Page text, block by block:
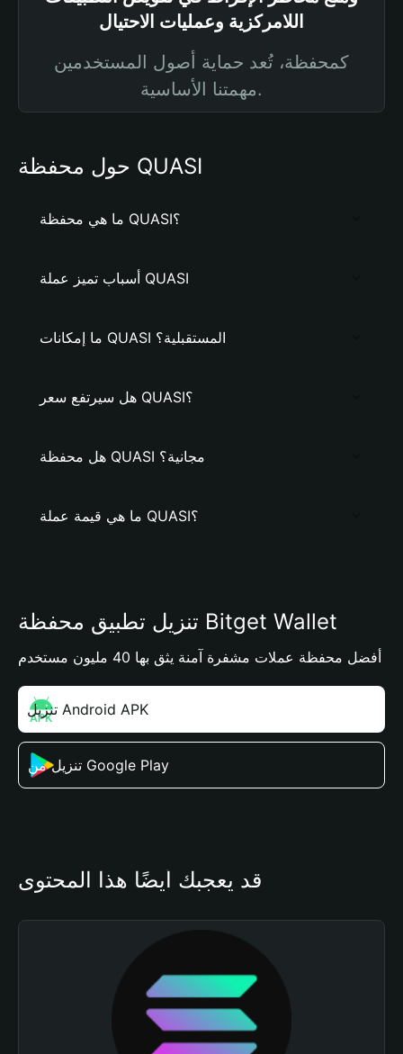
اللامركزية وعمليات الاحتيال
كمحفظة، تُعد حماية أصول المستخدمين
مهمتنا الأساسية.
حول محفظة QUASI
ما هي محفظة QUASI؟
أسباب تميز عملة QUASI
ما إمكانات QUASI المستقبلية؟
هل سيرتفع سعر QUASI؟
هل محفظة QUASI مجانية؟
ما هي قيمة عملة QUASI؟
تنزيل تطبيق محفظة Bitget Wallet
أفضل محفظة عملات مشفرة آمنة يثق بها 40 مليون مستخدم
تنزيل Android APK
تنزيل من Google Play
قد يعجبك أيضًا هذا المحتوى